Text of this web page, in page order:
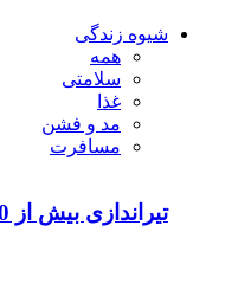
شیوه زندگی
همه
سلامتی
غذا
مد و فشن
مسافرت
تیراندازی بیش از 40 سال رژه هالووین نیویورک